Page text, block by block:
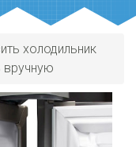
холодильник
вручную